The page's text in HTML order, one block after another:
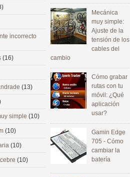
Mecánica
muy simple:
Ajuste de la
tensión de los
cables del
cambio
Cómo grabar
rutas con tu
móvil: ¿Qué
aplicación
usar?
Gamin Edge
705 - Cómo
cambiar la
batería
incorrecto
(16)
(13)
simple (10)
(10)
(10)
(10)